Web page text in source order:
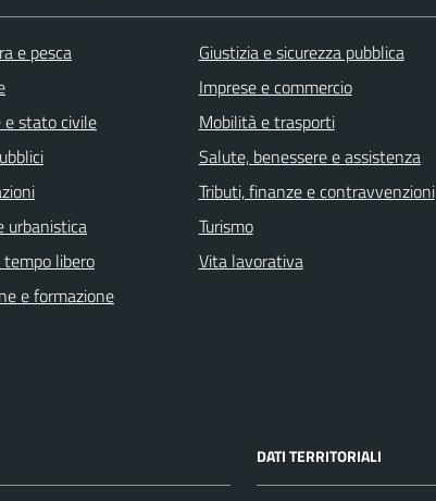
e pesca
e stato civile
urbanistica
libero
e formazione
Giustizia e sicurezza pubblica
Imprese e commercio
Mobilità e trasporti
Salute, benessere e assistenza
Tributi, finanze e contravvenzioni
Turismo
Vita lavorativa
DATI TERRITORIALI